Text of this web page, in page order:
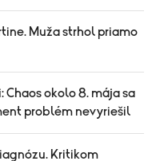
Muža strhol priamo
Chaos okolo 8. mája sa
problém nevyriešil
Kritikom